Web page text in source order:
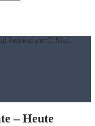
– Heute